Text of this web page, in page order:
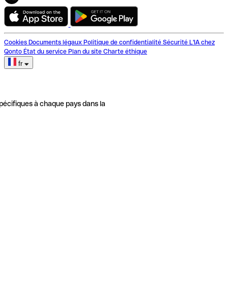
Cookies Documents légaux Politique de confidentialité Sécurité L'IA chez
Qonto État du service Plan du site Charte éthique
fr
à chaque pays dans la